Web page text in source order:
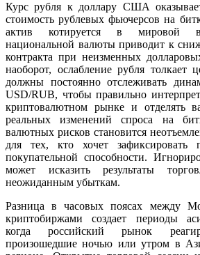
Курс рубля к доллару США
стоимость рублевых фьючерсов на
актив котируется в мировой
национальной валюты приводит к
контракта при неизменных
наоборот, ослабление рубля толкает
должны постоянно отслеживать
USD/RUB, чтобы правильно
криптовалютном рынке и отделять
реальных изменений спроса на
валютных рисков становится
для тех, кто хочет зафиксировать
покупательной способности.
может исказить результаты
неожиданным убыткам.
Разница в часовых поясах между
криптобиржами создает периоды
когда российский рынок
произошедшие ночью или утром в